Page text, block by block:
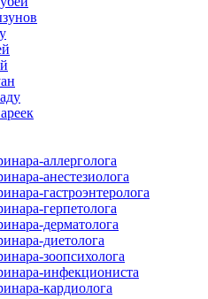
аллерголога
анестезиолога
гастроэнтеролога
герпетолога
дерматолога
диетолога
зоопсихолога
инфекциониста
кардиолога